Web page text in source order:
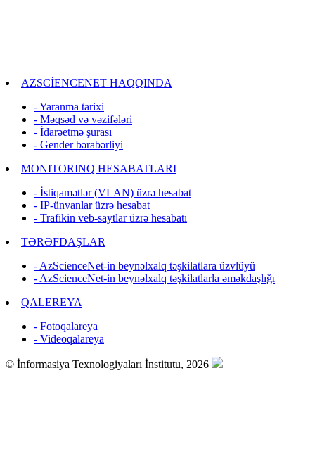
AZSCİENCENET HAQQINDA
- Yaranma tarixi
- Məqsəd və vəzifələri
- İdarəetmə şurası
- Gender bərabərliyi
MONITORINQ HESABATLARI
- İstiqamətlər (VLAN) üzrə hesabat
- IP-ünvanlar üzrə hesabat
- Trafikin veb-saytlar üzrə hesabatı
TƏRƏFDAŞLAR
- AzScienceNet-in beynəlxalq təşkilatlara üzvlüyü
- AzScienceNet-in beynəlxalq təşkilatlarla əməkdaşlığı
QALEREYA
- Fotoqalareya
- Videoqalareya
© İnformasiya Texnologiyaları İnstitutu, 2026